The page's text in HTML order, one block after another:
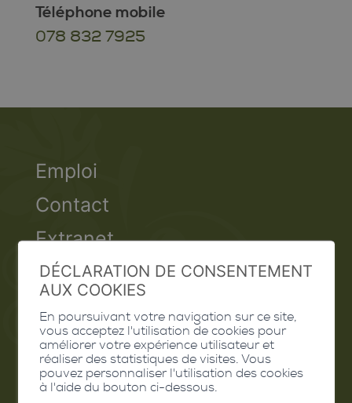
Téléphone mobile
078 832 7925
Emploi
Contact
Extranet
Valais Excellence
Commune de Conthey
Route de Savoie 54
DÉCLARATION DE CONSENTEMENT
AUX COOKIES
En poursuivant votre navigation sur ce site,
vous acceptez l'utilisation de cookies pour
améliorer votre expérience utilisateur et
réaliser des statistiques de visites. Vous
pouvez personnaliser l'utilisation des cookies
à l'aide du bouton ci-dessous.